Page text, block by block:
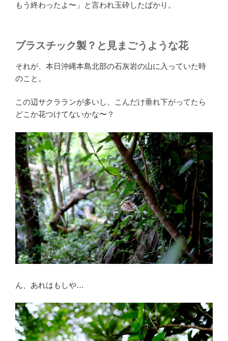
もう終わったよ〜」と言われ玉砕したばかり。
プラスチック製？と見まごうような花
それが、本日沖縄本島北部の石灰岩の山に入っていた時
のこと。
この辺サクラランが多いし、こんだけ垂れ下がってたら
どこか花つけてないかな〜？
ん、あれはもしや…